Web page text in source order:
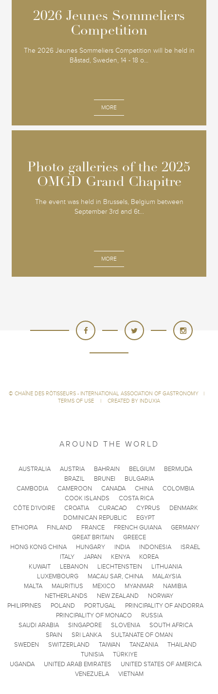
2026 Jeunes Sommeliers
Competition
The 2026 Jeunes Sommeliers Competition will be held in
Båstad, Sweden, 14 - 18 o...
MORE
2026 Jeunes Sommeliers
Competition
Photo galleries of the 2025
OMGD Grand Chapitre
The event was held in Brussels, Belgium between
September 3rd and 6t...
MORE
Photo galleries of the 2025
OMGD Grand Chapitre
© CHAÎNE DES RÔTISSEURS - INTERNATIONAL ASSOCIATION OF GASTRONOMY
|
TERMS OF USE
| CREATED BY INDUXIA
AROUND THE WORLD
AUSTRALIA AUSTRIA BAHRAIN BELGIUM
BERMUDA
BRAZIL
BRUNEI
BULGARIA
CAMBODIA
CAMEROON CANADA CHINA
COLOMBIA
COOK ISLANDS
COSTA RICA
CÔTE D'IVOIRE
CROATIA CURACAO CYPRUS
DENMARK
DOMINICAN REPUBLIC
EGYPT
ETHIOPIA
FINLAND FRANCE FRENCH GUIANA
GERMANY
GREAT BRITAIN
GREECE
HONG KONG CHINA
HUNGARY INDIA INDONESIA
ISRAEL
ITALY
JAPAN KENYA
KOREA
KUWAIT
LEBANON LIECHTENSTEIN
LITHUANIA
LUXEMBOURG
MACAU SAR, CHINA
MALAYSIA
MALTA
MAURITIUS MEXICO MYANMAR
NAMIBIA
NETHERLANDS
NEW ZEALAND
NORWAY
PHILIPPINES
POLAND PORTUGAL
PRINCIPALITY OF ANDORRA
PRINCIPALITY OF MONACO
RUSSIA
SAUDI ARABIA
SINGAPORE SLOVENIA
SOUTH AFRICA
SPAIN
SRI LANKA
SULTANATE OF OMAN
SWEDEN
SWITZERLAND TAIWAN TANZANIA
THAILAND
TUNISIA
TÜRKIYE
UGANDA
UNITED ARAB EMIRATES
UNITED STATES OF AMERICA
VENEZUELA
VIETNAM